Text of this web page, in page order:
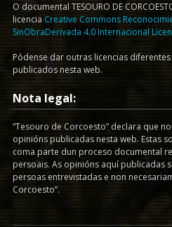
O documentalTESOURO DE
licenciaCreative Commons
SinObraDerivada 4.0 Internacional
Pódense dar outras licencias
publicados nesta web.
Nota legal:
“Tesouro de Corcoesto” declara que
opinións publicadas nesta web. Estas
coma parte dun proceso documental
persoais. As opinións aquí publicadas
persoas entrevistadas e non
Corcoesto”.